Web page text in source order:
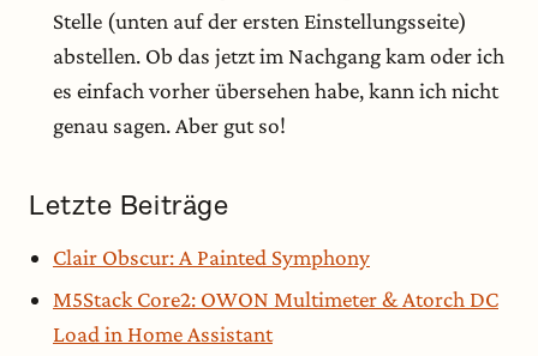
Stelle (unten auf der ersten Einstellungsseite)
abstellen. Ob das jetzt im Nachgang kam oder ich
es einfach vorher übersehen habe, kann ich nicht
genau sagen. Aber gut so!
Letzte Beiträge
Clair Obscur: A Painted Symphony
M5Stack Core2: OWON Multimeter & Atorch DC
Load in Home Assistant